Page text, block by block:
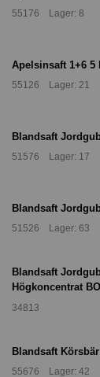
55176 Lager: 8
Apelsinsaft 1+6 5
55126 Lager: 21
Blandsaft
51576 Lager: 17
Blandsaft
51526 Lager: 63
Blandsaft
Högkoncentrat
34813
Blandsaft
55676 Lager: 42